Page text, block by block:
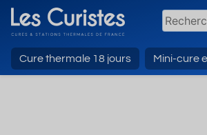
Cure thermale 18 jours Mini-cure